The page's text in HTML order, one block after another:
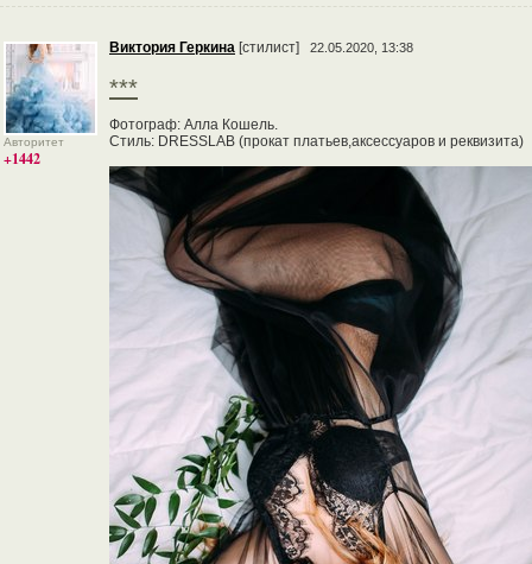
Авторитет
+1442
Виктория Геркина [стилист] 22.05.2020, 13:38
***
Фотограф: Алла Кошель.
Стиль: DRESSLAB (прокат платьев,аксессуаров и реквизита)